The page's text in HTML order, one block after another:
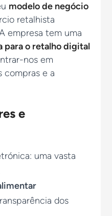
modelo de negócio
retalhista
empresa tem uma
para o retalho digital
nos em
compras e a
e
uma vasta
dos